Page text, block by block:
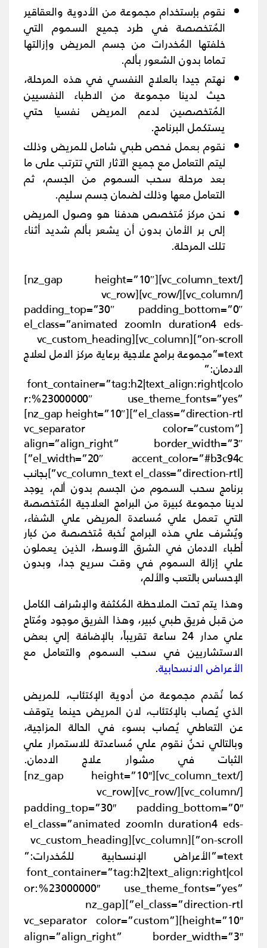
نقوم بإستخدام مجموعة من الأدوية والعقاقير
المُتخصصة في طرد جميع السموم التي
خلفتها المُخدرات من جسم المريض وإزالتها
تماما بدون الشعور بألم.
نهتم جيدا بالعلاج النفسي في هذه المرحلة،
حيث لدينا مجموعة من الاطباء النفسيين
المُتخصصين لدعم المريض نفسيا حتي
يستكمل البرنامج.
نقوم بعمل فحص طبي شامل للمريض وذلك
ليتم التعامل مع جميع الآثار التي تترتب على ما
بعد مرحلة سحب السموم من الجسم، ثم
التعامل معها وذلك لضمان جسم سليم.
نحن مركز مُتخصص هدفنا هو وصول المريض
إلى بر الأمان بدون أن يشعر بألم شديد أثناء
تلك المرحلة.
[/vc_column_text][nz_gap height=”10″]
[/vc_column][/vc_row][vc_row
padding_top=”30″ padding_bottom=”0″
el_class=”animated zoomIn duration4 eds-
on-scroll”][vc_column][vc_custom_heading
text=”مجموعة برامج علاجية برعاية مركز الامل لعلاج
الادمان:”
font_container=”tag:h2|text_align:right|colo
r:%23000000″ use_theme_fonts=”yes”
el_class=”direction-rtl”][nz_gap height=”10″]
[vc_separator color=”custom”
align=”align_right” border_width=”3″
el_width=”20″ accent_color=”#b3c94c”]
[vc_column_text el_class=”direction-rtl”] بجانب
برنامج سحب السموم من الجسم بدون ألم، يوجد
لدينا مجموعة كبيرة من البرامج العلاجية المُتخصصة
التي تعمل علي مُساعدة المريض علي الشفاء،
ويُشرف علي هذه البرامج نُخبة مًتخصصة من كبار
أطباء الادمان في الشرق الأوسط، الذين يعملون
علي إزالة السموم في وقت سريع جدا، وبدون
الإحساس بالتعب والألم،
وهذا يتم تحت الملاحظة المُكثفة والإشراف الكامل
من قبل فريق طبي كبير، وهذا الفريق موجود ومُتاح
علي مدار 24 ساعة تقريباً، بالإضافة إلي بعض
الاستشاريين في سحب السموم والتعامل مع
الأعراض الانسحابية.
كما نُقدم مجموعة من أدوية الإكتئاب، للمريض
الذي يُصاب بالإكتئاب، لان المريض حينما يتوقف
عن التعاطي يُصاب بسوء في الحالة المزاجية،
وبالتالي نحنُ نقوم علي مُساعدتة للاستمرار علي
الثبات في مشوار علاج الادمان.
[/vc_column_text][nz_gap height=”10″]
[/vc_column][/vc_row][vc_row
padding_top=”30″ padding_bottom=”0″
el_class=”animated zoomIn duration4 eds-
on-scroll”][vc_column][vc_custom_heading
text=”الأعراض الإنسحابية للمُخدرات:”
font_container=”tag:h2|text_align:right|col
or:%23000000″ use_theme_fonts=”yes”
el_class=”direction-rtl”][nz_gap
height=”10″][vc_separator color=”custom”
align=”align_right” border_width=”3″